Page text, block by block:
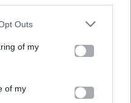
by us to third parties
uses one or more Google
information including but
You may click to
Outs
of my
of my